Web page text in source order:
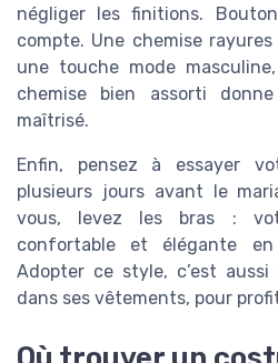
négliger les finitions.
compte. Une chemise
une touche mode
chemise bien assorti
maîtrisé.
Enfin, pensez à essayer
plusieurs jours avant le
vous, levez les bras :
confortable et élégante
Adopter ce style, c’est aussi
dans ses vêtements, pour